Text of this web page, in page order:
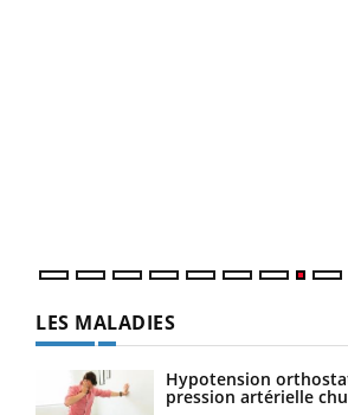
LES MALADIES
Hypotension
pression artérielle